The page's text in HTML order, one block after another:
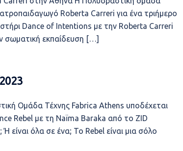
Roberta Carreri για ένα τριήμερο
Dance of Intentions με την Roberta Carreri
σωματική εκπαίδευση […]
Ομάδα Τέχνης Fabrica Athens υποδέχεται
Rebel με τη Naïma Baraka από το ZID
είναι όλα σε ένα; Το Rebel είναι μια σόλο